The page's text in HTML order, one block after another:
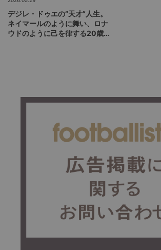
デジレ・ドゥエの“天才”人生。
ネイマールのように舞い、ロナ
ウドのように己を律する20歳